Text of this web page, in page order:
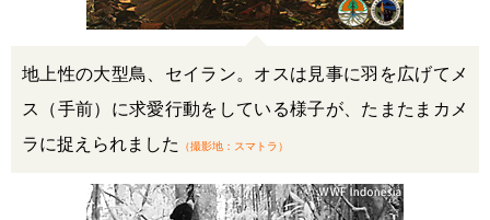
地上性の大型鳥、セイラン。オスは見事に羽を広げてメ
ス（手前）に求愛行動をしている様子が、たまたまカメ
ラに捉えられました
（撮影地：スマトラ）